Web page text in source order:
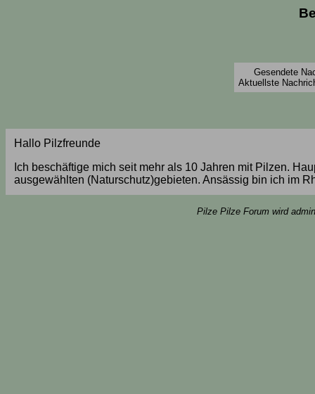
Gesendete
Aktuellste
Hallo Pilzfreunde
Ich beschäftige mich seit mehr als 10 Jahren mit Pilzen.
ausgewählten (Naturschutz)gebieten. Ansässig bin ich im
Pilze Pilze Forum wird